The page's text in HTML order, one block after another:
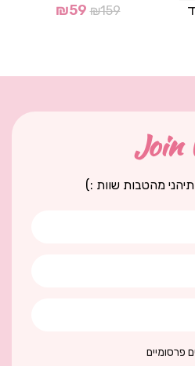
₪159
₪59
Join
מהטבות שוות :)
פרסומיים